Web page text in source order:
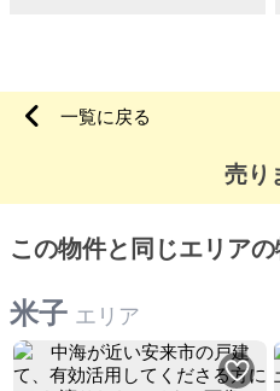
一覧に戻る
売り
この物件と同じエリア
米子 エリア